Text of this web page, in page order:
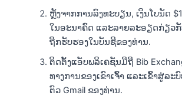
ຫຼັງຈາກການລົງທະບຽນ, ເງິນໂບນັດ
ໃນອະນາຄົດ ແລະລາຍລະອຽດກ່ຽວກັ
ຖືກຮັບຮອງໃນບັນຊີຂອງທ່ານ.
ຕິດຕັ້ງແອັບພລິເຄຊັນມືຖື Bib
ທາງການຂອງເຂົາເຈົ້າ ແລະເຂົ້າສູ່ລະ
ຕົວ Gmail ຂອງທ່ານ.